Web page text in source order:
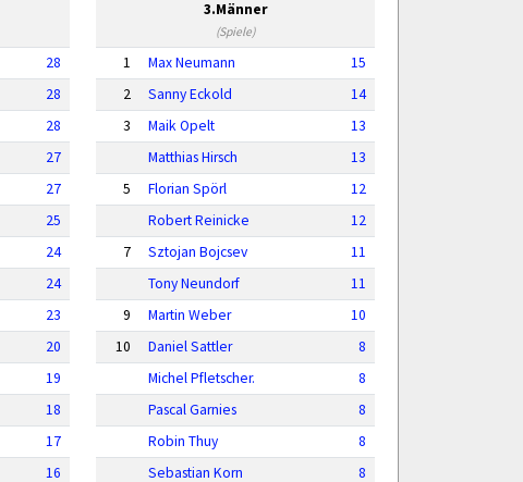
28
28
28
27
27
25
24
24
23
20
19
18
17
16
3.Männer
(Spiele)
1 Max Neumann
15
2
Sanny Eckold
14
3
Maik Opelt
13
Matthias Hirsch
13
5
Florian Spörl
12
Robert Reinicke
12
7
Sztojan Bojcsev
11
Tony Neundorf
11
9
Martin Weber
10
10
Daniel Sattler
8
Michel Pfletscher.
8
Pascal Garnies
8
Robin Thuy
8
Sebastian Korn
8